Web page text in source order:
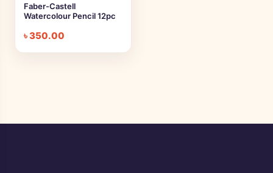
Faber-Castell
Watercolour Pencil 12pc
৳350.00